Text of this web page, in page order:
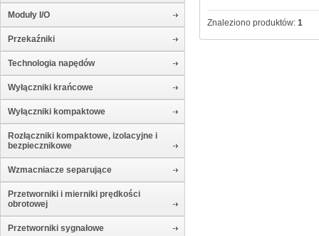
Moduły I/O
Przekaźniki
Technologia napędów
Wyłączniki krańcowe
Wyłączniki kompaktowe
Rozłączniki kompaktowe, izolacyjne i
bezpiecznikowe
Wzmacniacze separujące
Przetworniki i mierniki prędkości
obrotowej
Przetworniki sygnałowe
Znaleziono produktów: 1